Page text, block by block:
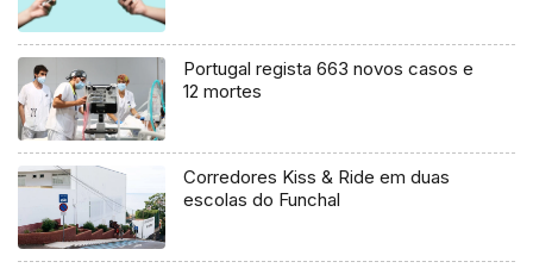
Portugal regista 663 novos casos e
12 mortes
Corredores Kiss & Ride em duas
escolas do Funchal